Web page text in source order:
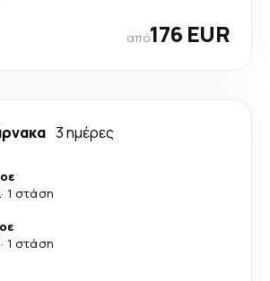
από176 EUR
3 ημέρες
· 1 στάση
· 1 στάση